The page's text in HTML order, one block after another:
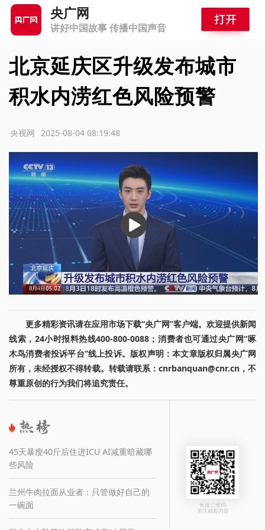
央广网
讲好中国故事 传播中国声音
北京延庆区升级发布城市
积水内涝红色风险预警
2025-08-04 08:19:48
央视网
播
放
更多精彩资讯请在应用市场下载“央广网”客户端。欢迎提供新闻
线索，24小时报料热线400-800-0088；消费者也可通过央广网“啄
木鸟消费者投诉平台”线上投诉。版权声明：本文章版权归属央广网
所有，未经授权不得转载。转载请联系：cnrbanquan@cnr.cn，不
尊重原创的行为我们将追究责任。
45天暴瘦40斤后住进ICU AI减重暗藏哪
些风险
兰州牛肉拉面从业者：只管做好自己的
一碗面
长按二维码
关注精彩内容